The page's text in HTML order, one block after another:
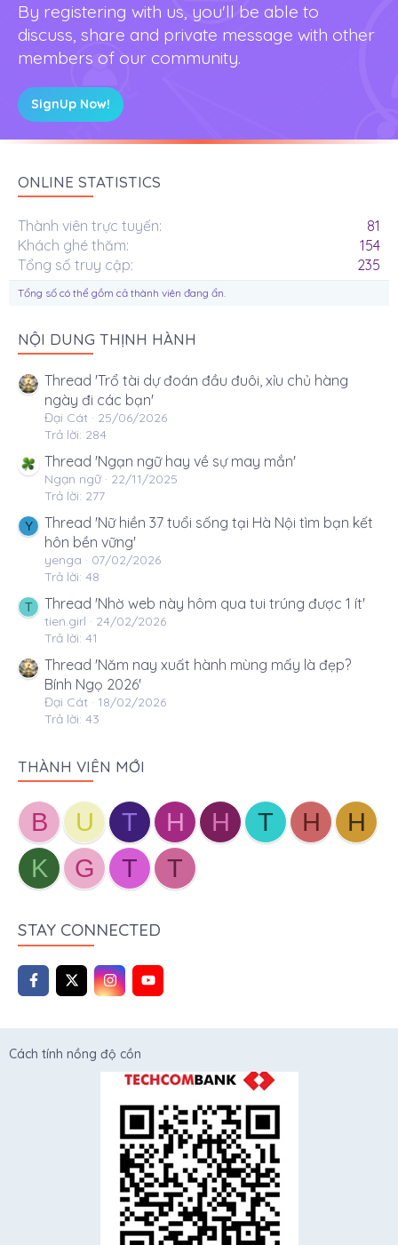
By registering with us, you'll be able to
discuss, share and private message with other
members of our community.
SignUp Now!
ONLINE STATISTICS
Thành viên trực tuyến
81
Khách ghé thăm
154
Tổng số truy cập
235
Tổng số có thể gồm cả thành viên đang ẩn.
NỘI DUNG THỊNH HÀNH
Thread 'Trổ tài dự đoán đầu đuôi, xỉu chủ hàng
ngày đi các bạn'
Đại Cát
25/06/2026
Trả lời: 284
Thread 'Ngạn ngữ hay về sự may mắn'
Ngạn ngữ
22/11/2025
Trả lời: 277
Y
Thread 'Nữ hiền 37 tuổi sống tại Hà Nội tìm bạn kết
hôn bền vững'
yenga
07/02/2026
Trả lời: 48
T Thread 'Nhờ web này hôm qua tui trúng được 1 ít'
tien.girl
24/02/2026
Trả lời: 41
Thread 'Năm nay xuất hành mùng mấy là đẹp?
Bính Ngọ 2026'
Đại Cát
18/02/2026
Trả lời: 43
THÀNH VIÊN MỚI
B U T H H T H
H
K
G T T
STAY CONNECTED
Cách tính nồng độ cồn